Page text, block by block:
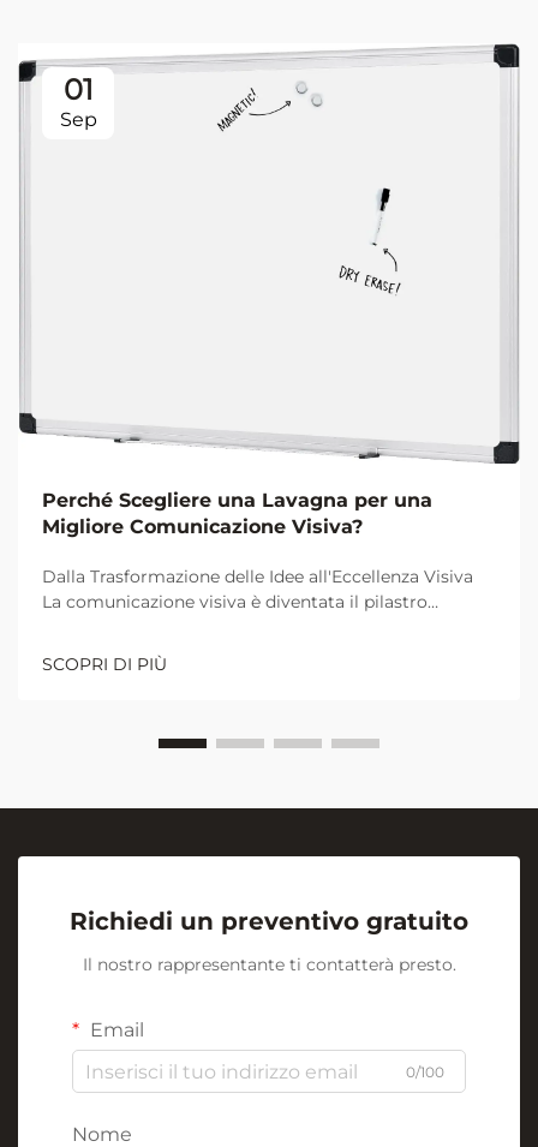
01
Sep
Perché Scegliere una Lavagna per una
Migliore Comunicazione Visiva?
Dalla Trasformazione delle Idee all'Eccellenza Visiva
La comunicazione visiva è diventata il pilastro
apprendimento efficaci negli ambienti lavorativi e
didattici moderni. Al centro di questa rivoluzione
SCOPRI DI PIÙ
Richiedi un preventivo gratuito
Il nostro rappresentante ti contatterà presto.
Email
0/100
Nome